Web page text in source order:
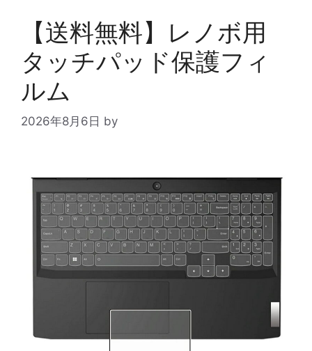
【送料無料】レノボ用
タッチパッド保護フィ
ルム
2026年8月6日 by